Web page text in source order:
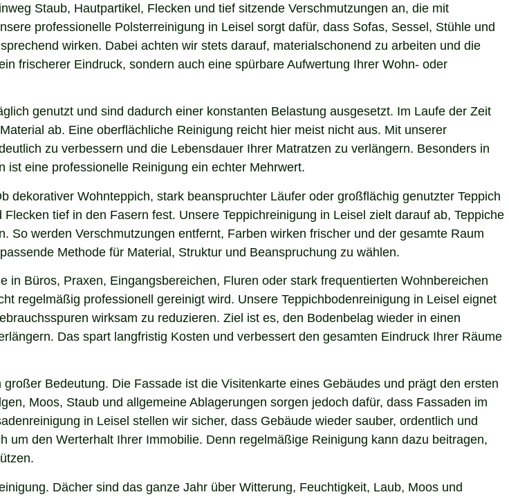
Staub, Hautpartikel, Flecken und tief sitzende Verschmutzungen an, die mit
professionelle Polsterreinigung in Leisel sorgt dafür, dass Sofas, Sessel, Stühle und
wirken. Dabei achten wir stets darauf, materialschonend zu arbeiten und die
frischerer Eindruck, sondern auch eine spürbare Aufwertung Ihrer Wohn- oder
genutzt und sind dadurch einer konstanten Belastung ausgesetzt. Im Laufe der Zeit
ab. Eine oberflächliche Reinigung reicht hier meist nicht aus. Mit unserer
zu verbessern und die Lebensdauer Ihrer Matratzen zu verlängern. Besonders in
eine professionelle Reinigung ein echter Mehrwert.
dekorativer Wohnteppich, stark beanspruchter Läufer oder großflächig genutzter Teppich
tief in den Fasern fest. Unsere Teppichreinigung in Leisel zielt darauf ab, Teppiche
werden Verschmutzungen entfernt, Farben wirken frischer und der gesamte Raum
Methode für Material, Struktur und Beanspruchung zu wählen.
Büros, Praxen, Eingangsbereichen, Fluren oder stark frequentierten Wohnbereichen
regelmäßig professionell gereinigt wird. Unsere Teppichbodenreinigung in Leisel eignet
wirksam zu reduzieren. Ziel ist es, den Bodenbelag wieder in einen
Das spart langfristig Kosten und verbessert den gesamten Eindruck Ihrer Räume
Bedeutung. Die Fassade ist die Visitenkarte eines Gebäudes und prägt den ersten
Moos, Staub und allgemeine Ablagerungen sorgen jedoch dafür, dass Fassaden im
in Leisel stellen wir sicher, dass Gebäude wieder sauber, ordentlich und
den Werterhalt Ihrer Immobilie. Denn regelmäßige Reinigung kann dazu beitragen,
Dächer sind das ganze Jahr über Witterung, Feuchtigkeit, Laub, Moos und